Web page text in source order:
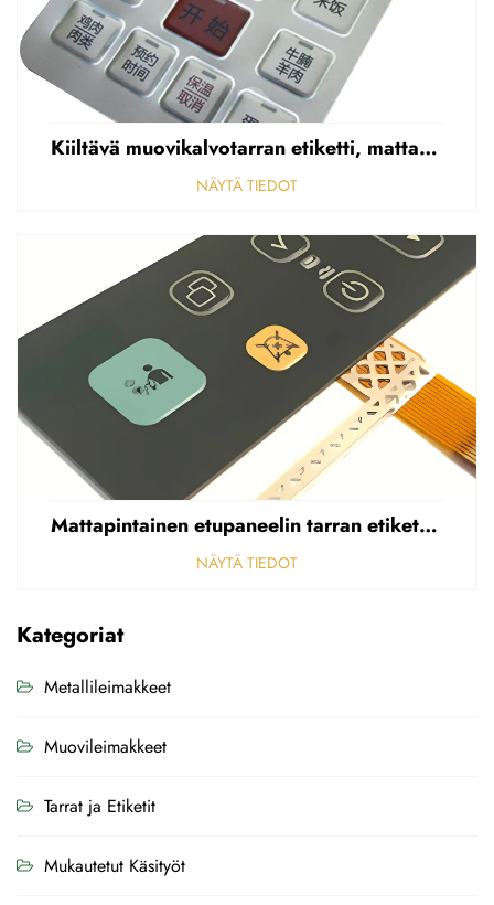
Kiiltävä muovikalvotarran etiketti, mattapintainen etupaneelin tarran etiketti, korostettu polycarbonaattipäällys
NÄYTÄ TIEDOT
Mattapintainen etupaneelin tarran etiketti, reikäinen sumea, 0,25 mm paksuinen polycarbonaatti-/PVC-tarran etiketti
NÄYTÄ TIEDOT
Kategoriat
Metallileimakkeet
Muovileimakkeet
Tarrat ja Etiketit
Mukautetut Käsityöt